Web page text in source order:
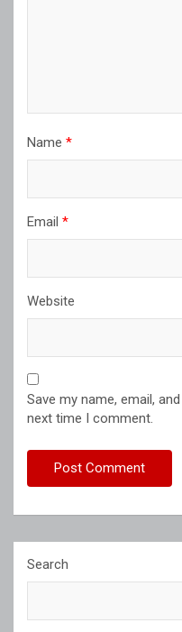
Name *
Email *
Website
Save my name, email,
next time I comment.
Search